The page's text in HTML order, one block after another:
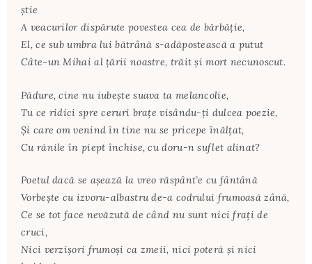
ştie
A veacurilor dispărute povestea cea de bărbăţie,
El, ce sub umbra lui bătrână s-adăpostească a putut
Câte-un Mihai al ţării noastre, trăit şi mort necunoscut.
Pădure, cine nu iubeşte suava ta melancolie,
Tu ce ridici spre ceruri braţe visându-ţi dulcea poezie,
Şi care om venind în tine nu se pricepe înălţat,
Cu rănile în piept închise, cu doru-n suflet alinat?
Poetul dacă se aşează la vreo răspânt’e cu fântână
Vorbeşte cu izvoru-albastru de-a codrului frumoasă zână,
Ce se tot face nevăzută de când nu sunt nici fraţi de
cruci,
Nici verzişori frumoşi ca zmeii, nici poteră şi nici